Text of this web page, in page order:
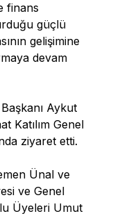
finans
güçlü
gelişimine
devam
Aykut
Katılım Genel
ziyaret etti.
Ünal ve
ve Genel
Üyeleri Umut